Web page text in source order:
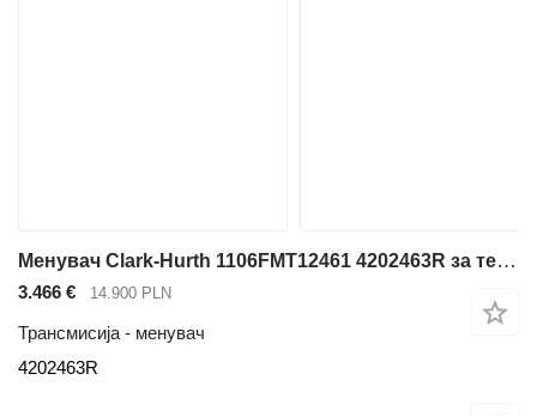
Менувач Clark-Hurth 1106FMT12461 4202463R за телескопски натоварувач Caterpillar TH62
3.466 € 14.900 PLN
Трансмисија - менувач
4202463R